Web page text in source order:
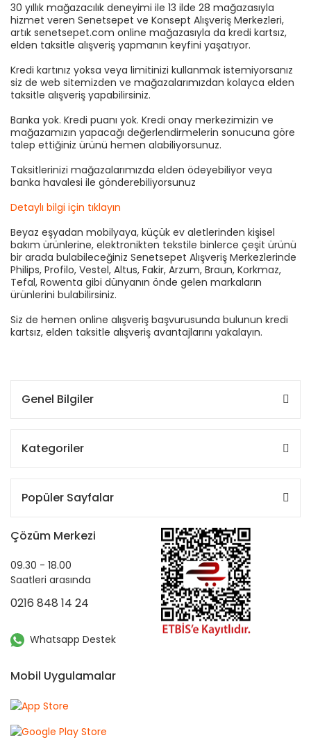
30 yıllık mağazacılık deneyimi ile 13 ilde 28 mağazasıyla
hizmet veren Senetsepet ve Konsept Alışveriş Merkezleri,
artık senetsepet.com online mağazasıyla da kredi kartsız,
elden taksitle alışveriş yapmanın keyfini yaşatıyor.
Kredi kartınız yoksa veya limitinizi kullanmak istemiyorsanız
siz de web sitemizden ve mağazalarımızdan kolayca elden
taksitle alışveriş yapabilirsiniz.
Banka yok. Kredi puanı yok. Kredi onay merkezimizin ve
mağazamızın yapacağı değerlendirmelerin sonucuna göre
talep ettiğiniz ürünü hemen alabiliyorsunuz.
Taksitlerinizi mağazalarımızda elden ödeyebiliyor veya
banka havalesi ile gönderebiliyorsunuz
Detaylı bilgi için tıklayın
Beyaz eşyadan mobilyaya, küçük ev aletlerinden kişisel
bakım ürünlerine, elektronikten tekstile binlerce çeşit ürünü
bir arada bulabileceğiniz Senetsepet Alışveriş Merkezlerinde
Philips, Profilo, Vestel, Altus, Fakir, Arzum, Braun, Korkmaz,
Tefal, Rowenta gibi dünyanın önde gelen markaların
ürünlerini bulabilirsiniz.
Siz de hemen online alışveriş başvurusunda bulunun kredi
kartsız, elden taksitle alışveriş avantajlarını yakalayın.
Genel Bilgiler
Kategoriler
Popüler Sayfalar
Çözüm Merkezi
09.30 - 18.00
Saatleri arasında
0216 848 14 24
Whatsapp Destek
Mobil Uygulamalar